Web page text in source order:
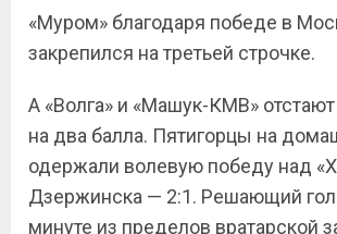
«Муром» благодаря победе в
закрепился на третьей строчке.
А «Волга» и «Машук-КМВ»
на два балла. Пятигорцы на
одержали волевую победу над
Дзержинска — 2:1. Решающий гол
минуте из пределов вратарской